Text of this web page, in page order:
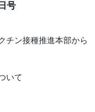
号
チン接種推進本部から
いて